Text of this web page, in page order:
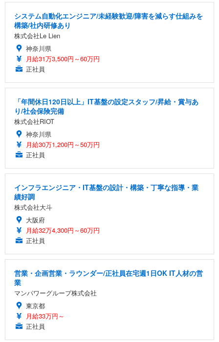
システム自動化エンジニア/未経験歓迎/障害を減らす仕組みを
構築/社内研修あり
株式会社Le Lien
神奈川県
月給31万3,500円～60万円
正社員
「年間休日120日以上」IT基盤の設定スタッフ/昇給・賞与あ
り/社会保険完備
株式会社RIOT
神奈川県
月給30万1,200円～50万円
正社員
インフラエンジニア・IT基盤の設計・構築・丁寧な指導・業
績好調
株式会社大斗
大阪府
月給32万4,300円～60万円
正社員
営業・企画営業・ラウンダー/正社員在宅週1日OK IT人材の営
業
マンパワーグループ株式会社
東京都
月給33万円～
正社員